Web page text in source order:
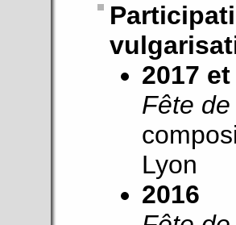
2017
Fête
Lyon
2016